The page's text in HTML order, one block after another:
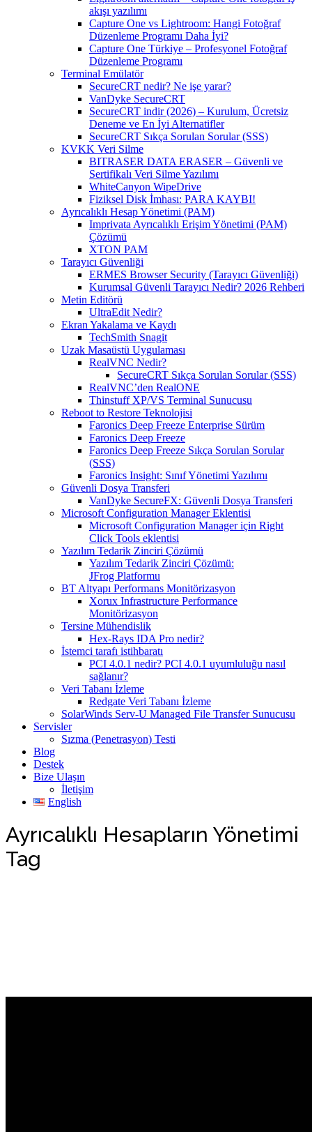
akışı yazılımı
Capture One vs Lightroom: Hangi Fotoğraf
Düzenleme Programı Daha İyi?
Capture One Türkiye – Profesyonel Fotoğraf
Düzenleme Programı
Terminal Emülatör
SecureCRT nedir? Ne işe yarar?
VanDyke SecureCRT
SecureCRT indir (2026) – Kurulum, Ücretsiz
Deneme ve En İyi Alternatifler
SecureCRT Sıkça Sorulan Sorular (SSS)
KVKK Veri Silme
BITRASER DATA ERASER – Güvenli ve
Sertifikalı Veri Silme Yazılımı
WhiteCanyon WipeDrive
Fiziksel Disk İmhası: PARA KAYBI!
Ayrıcalıklı Hesap Yönetimi (PAM)
Imprivata Ayrıcalıklı Erişim Yönetimi (PAM)
Çözümü
XTON PAM
Tarayıcı Güvenliği
ERMES Browser Security (Tarayıcı Güvenliği)
Kurumsal Güvenli Tarayıcı Nedir? 2026 Rehberi
Metin Editörü
UltraEdit Nedir?
Ekran Yakalama ve Kaydı
TechSmith Snagit
Uzak Masaüstü Uygulaması
RealVNC Nedir?
SecureCRT Sıkça Sorulan Sorular (SSS)
RealVNC’den RealONE
Thinstuff XP/VS Terminal Sunucusu
Reboot to Restore Teknolojisi
Faronics Deep Freeze Enterprise Sürüm
Faronics Deep Freeze
Faronics Deep Freeze Sıkça Sorulan Sorular
(SSS)
Faronics Insight: Sınıf Yönetimi Yazılımı
Güvenli Dosya Transferi
VanDyke SecureFX: Güvenli Dosya Transferi
Microsoft Configuration Manager Eklentisi
Microsoft Configuration Manager için Right
Click Tools eklentisi
Yazılım Tedarik Zinciri Çözümü
Yazılım Tedarik Zinciri Çözümü:
JFrog Platformu
BT Altyapı Performans Monitörizasyon
Xorux Infrastructure Performance
Monitörizasyon
Tersine Mühendislik
Hex-Rays IDA Pro nedir?
İstemci tarafı istihbaratı
PCI 4.0.1 nedir? PCI 4.0.1 uyumluluğu nasıl
sağlanır?
Veri Tabanı İzleme
Redgate Veri Tabanı İzleme
SolarWinds Serv-U Managed File Transfer Sunucusu
Servisler
Sızma (Penetrasyon) Testi
Blog
Destek
Bize Ulaşın
İletişim
English
Ayrıcalıklı Hesapların Yönetimi
Tag